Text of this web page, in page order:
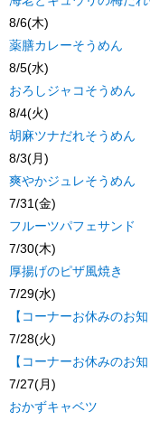
8/6(木)
薬膳カレーそうめん
8/5(水)
おろしジャコそうめん
8/4(火)
胡麻ツナだれそうめん
8/3(月)
爽やかジュレそうめん
7/31(金)
フルーツパフェサンド
7/30(木)
厚揚げのピザ風焼き
7/29(水)
【コーナーお休みのお
7/28(火)
【コーナーお休みのお
7/27(月)
おかずキャベツ